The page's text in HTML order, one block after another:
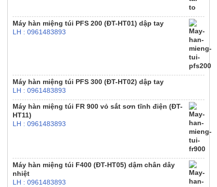
Máy hàn miệng túi PFS 200 (ĐT-HT01) dập tay
LH : 0961483893
Máy hàn miệng túi PFS 300 (ĐT-HT02) dập tay
LH : 0961483893
Máy hàn miệng túi FR 900 vỏ sắt sơn tĩnh điện (ĐT-
HT11)
LH : 0961483893
Máy hàn miệng túi F400 (ĐT-HT05) dậm chân dây
nhiệt
LH : 0961483893